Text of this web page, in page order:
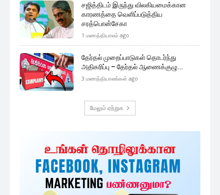
சஜித்திடம் இருந்து விலகியமைக்கான
காரணத்தை வெளிப்படுத்திய
சரத்பொன்சேகா
1 மணத்தியாலம் ago
தேர்தல் முறைப்பாடுகள் தொடர்ந்து
அதிகரிப்பு – தேர்தல் ஆணைக்குழு...
3 மணத்தியாலங்கள் ago
மேலும் ஏற்றுக